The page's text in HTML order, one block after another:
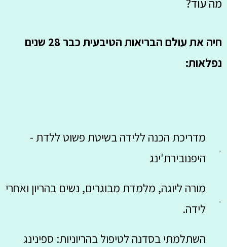
מה עוד?
חיה את עולם הבריאות הטיבעית כבר 28 שנים
נפלאות:
מדריכת הכנה ללידה בשיטת פשוט ללדת -
היפנובירת'ינג
מורה ליוגה, מלמדת מבוגרים, נשים בהריון ואחרי
לידה.
השתלמתי בסדנה לטיפול בהריוניות: ספינינג